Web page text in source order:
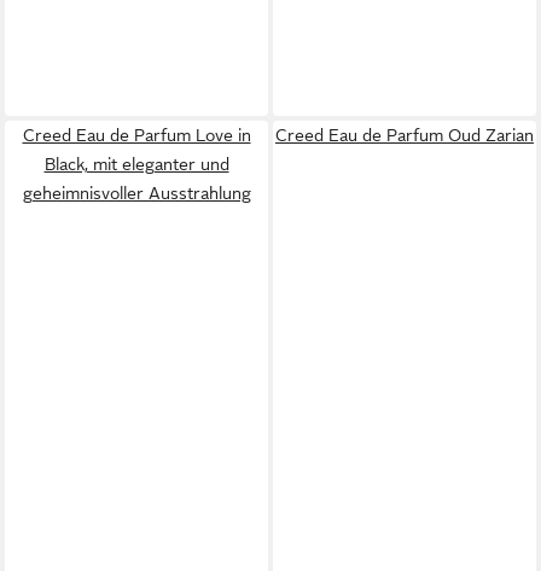
Creed Eau de Parfum Love in
Black, mit eleganter und
geheimnisvoller Ausstrahlung
Creed Eau de Parfum Oud Zarian